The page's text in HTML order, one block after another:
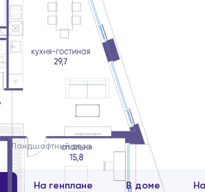
На генплане В доме
Ландшафтный двор